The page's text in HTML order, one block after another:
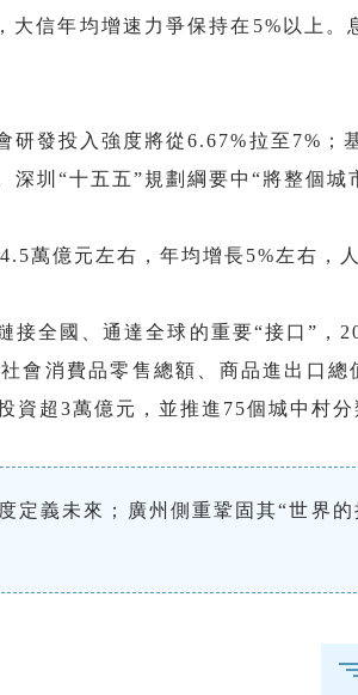
大信年均增速力爭保持在5%以上
研發投入強度將從6.67%拉至7%
深圳“十五五”規劃綱要中“將整個
萬億元左右，年均增長5%左右，
接全國、通達全球的重要“接口”，
會消費品零售總額、商品進出口
資超3萬億元，並推進75個城中村分
定義未來；廣州側重鞏固其“世界